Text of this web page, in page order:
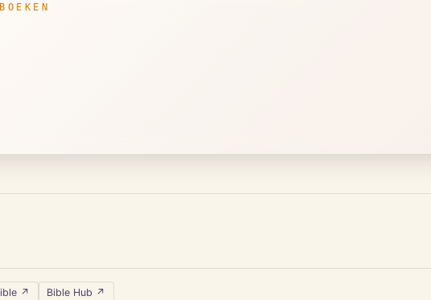
↗ Bible Hub ↗